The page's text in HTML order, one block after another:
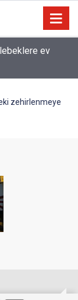
yönleri
zehirlenmeye